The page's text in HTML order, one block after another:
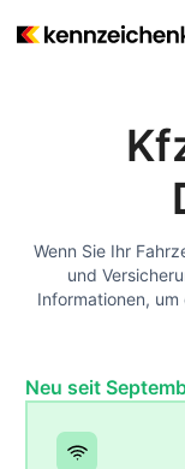
Wenn Sie Ihr
und
Informationen,
Neu seit